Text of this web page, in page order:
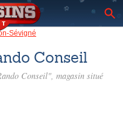
Sévigné
Conseil
Conseil", magasin situé